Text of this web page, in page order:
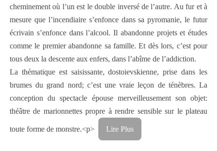
cheminement où l’un est le double inversé de l’autre. Au fur et à
mesure que l’incendiaire s’enfonce dans sa pyromanie, le futur
écrivain s’enfonce dans l’alcool. Il abandonne projets et études
comme le premier abandonne sa famille. Et dès lors, c’est pour
tous deux la descente aux enfers, dans l’abîme de l’addiction.
La thématique est saisissante, dostoievskienne, prise dans les
brumes du grand nord; c’est une vraie leçon de ténèbres. La
conception du spectacle épouse merveilleusement son objet:
théâtre de marionnettes propre à rendre sensible sur le plateau
toute forme de monstre.<p> Lire Plus